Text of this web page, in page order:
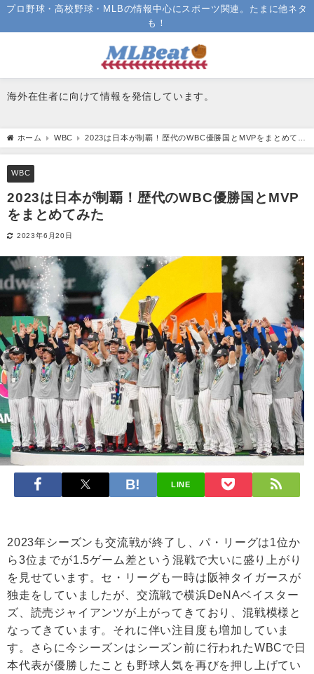
プロ野球・高校野球・MLBの情報中心にスポーツ関連。たまに他ネタ
も！
海外在住者に向けて情報を発信しています。
ホーム WBC
2023は日本が制覇！歴代のWBC優勝国とMVPをまとめてみ
た
WBC
2023は日本が制覇！歴代のWBC優勝国とMVP
をまとめてみた
2023年6月20日
LINE
2023年シーズンも交流戦が終了し、パ・リーグは1位か
ら3位までが1.5ゲーム差という混戦で大いに盛り上がり
を見せています。セ・リーグも一時は阪神タイガースが
独走をしていましたが、交流戦で横浜DeNAベイスター
ズ、読売ジャイアンツが上がってきており、混戦模様と
なってきています。それに伴い注目度も増加していま
す。さらに今シーズンはシーズン前に行われたWBCで日
本代表が優勝したことも野球人気を再びを押し上げてい